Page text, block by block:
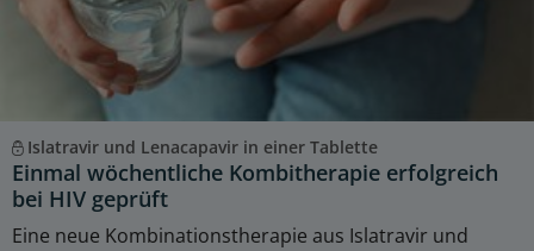
Islatravir und Lenacapavir in einer Tablette
Einmal wöchentliche Kombitherapie erfolgreich
bei HIV geprüft
Eine neue Kombinationstherapie aus Islatravir und